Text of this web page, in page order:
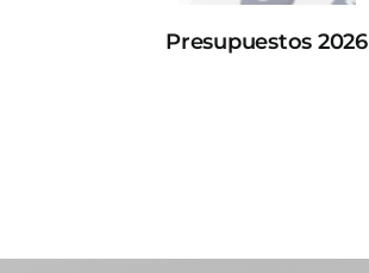
Presupuestos 2026